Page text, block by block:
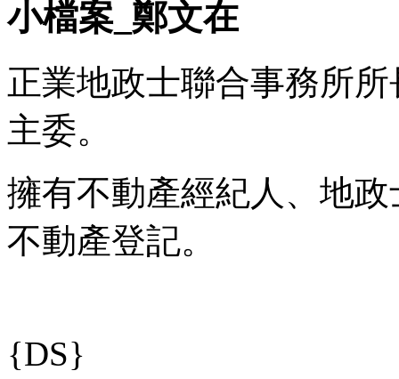
小檔案_鄭文在
正業地政士聯合事務所
主委。
擁有不動產經紀人、地
不動產登記。
{DS}